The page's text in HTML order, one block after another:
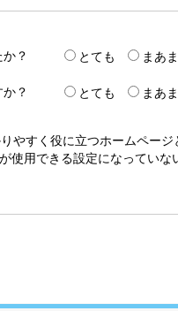
？ とても まあ
？
とても まあ
やすく役に立つホームペー
使用できる設定になってい